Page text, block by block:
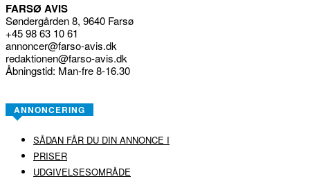
FARSØ AVIS
Søndergården 8, 9640 Farsø
+45 98 63 10 61
annoncer@farso-avis.dk
redaktionen@farso-avis.dk
Åbningstid: Man-fre 8-16.30
ANNONCERING
SÅDAN FÅR DU DIN ANNONCE I
PRISER
UDGIVELSESOMRÅDE